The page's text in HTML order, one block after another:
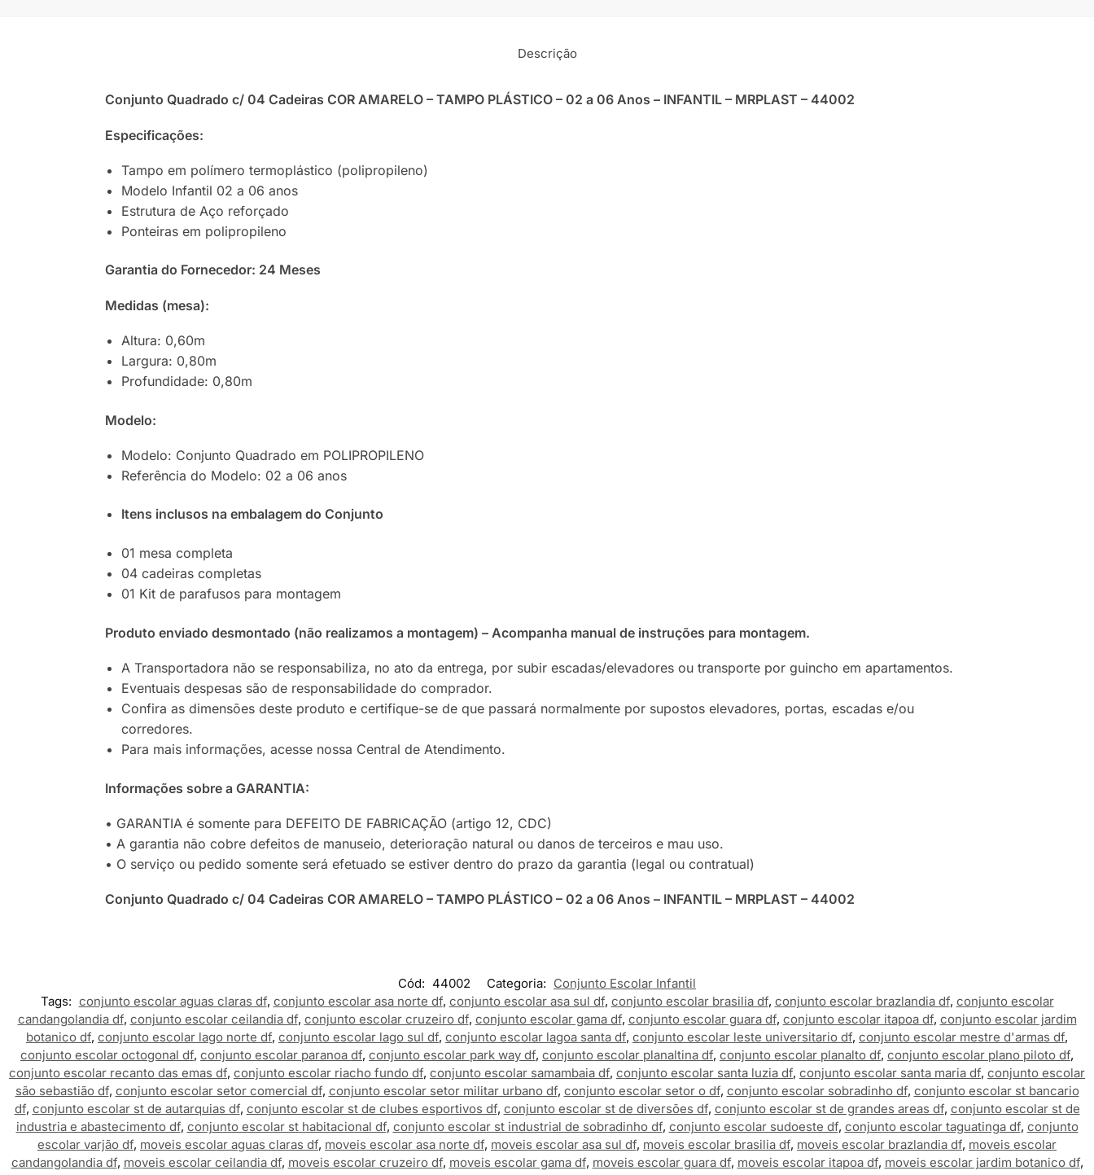
Descrição
Conjunto Quadrado c/ 04 Cadeiras COR AMARELO – TAMPO PLÁSTICO – 02 a 06 Anos – INFANTIL – MRPLAST – 44002
Especificações:
Tampo em polímero termoplástico (polipropileno)
Modelo Infantil 02 a 06 anos
Estrutura de Aço reforçado
Ponteiras em polipropileno
Garantia do Fornecedor: 24 Meses
Medidas (mesa):
Altura: 0,60m
Largura: 0,80m
Profundidade: 0,80m
Modelo:
Modelo: Conjunto Quadrado em POLIPROPILENO
Referência do Modelo: 02 a 06 anos
Itens inclusos na embalagem do Conjunto
01 mesa completa
04 cadeiras completas
01 Kit de parafusos para montagem
Produto enviado desmontado (não realizamos a montagem) – Acompanha manual de instruções para montagem.
A Transportadora não se responsabiliza, no ato da entrega, por subir escadas/elevadores ou transporte por guincho em apartamentos.
Eventuais despesas são de responsabilidade do comprador.
Confira as dimensões deste produto e certifique-se de que passará normalmente por supostos elevadores, portas, escadas e/ou
corredores.
Para mais informações, acesse nossa Central de Atendimento.
Informações sobre a GARANTIA:
• GARANTIA é somente para DEFEITO DE FABRICAÇÃO (artigo 12, CDC)
• A garantia não cobre defeitos de manuseio, deterioração natural ou danos de terceiros e mau uso.
• O serviço ou pedido somente será efetuado se estiver dentro do prazo da garantia (legal ou contratual)
Conjunto Quadrado c/ 04 Cadeiras COR AMARELO – TAMPO PLÁSTICO – 02 a 06 Anos – INFANTIL – MRPLAST – 44002
Cód: 44002 Categoria: Conjunto Escolar Infantil
Tags: conjunto escolar aguas claras df, conjunto escolar asa norte df, conjunto escolar asa sul df, conjunto escolar brasilia df, conjunto escolar brazlandia df, conjunto escolar
candangolandia df, conjunto escolar ceilandia df, conjunto escolar cruzeiro df, conjunto escolar gama df, conjunto escolar guara df, conjunto escolar itapoa df, conjunto escolar jardim
botanico df, conjunto escolar lago norte df, conjunto escolar lago sul df, conjunto escolar lagoa santa df, conjunto escolar leste universitario df, conjunto escolar mestre d'armas df,
conjunto escolar octogonal df, conjunto escolar paranoa df, conjunto escolar park way df, conjunto escolar planaltina df, conjunto escolar planalto df, conjunto escolar plano piloto df,
conjunto escolar recanto das emas df, conjunto escolar riacho fundo df, conjunto escolar samambaia df, conjunto escolar santa luzia df, conjunto escolar santa maria df, conjunto escolar
são sebastião df, conjunto escolar setor comercial df, conjunto escolar setor militar urbano df, conjunto escolar setor o df, conjunto escolar sobradinho df, conjunto escolar st bancario
df, conjunto escolar st de autarquias df, conjunto escolar st de clubes esportivos df, conjunto escolar st de diversões df, conjunto escolar st de grandes areas df, conjunto escolar st de
industria e abastecimento df, conjunto escolar st habitacional df, conjunto escolar st industrial de sobradinho df, conjunto escolar sudoeste df, conjunto escolar taguatinga df, conjunto
escolar varjão df, moveis escolar aguas claras df, moveis escolar asa norte df, moveis escolar asa sul df, moveis escolar brasilia df, moveis escolar brazlandia df, moveis escolar
candangolandia df, moveis escolar ceilandia df, moveis escolar cruzeiro df, moveis escolar gama df, moveis escolar guara df, moveis escolar itapoa df, moveis escolar jardim botanico df,